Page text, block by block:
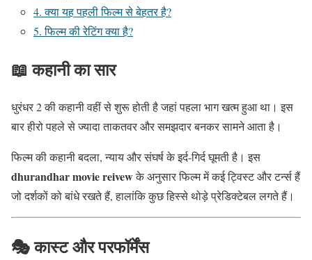
4. क्या यह पहली फिल्म से बेहतर है?
5. फिल्म की रेटिंग क्या है?
📖 कहानी का सार
धुरंधर 2 की कहानी वहीं से शुरू होती है जहां पहला भाग खत्म हुआ था। इस
बार हीरो पहले से ज्यादा ताकतवर और समझदार बनकर सामने आता है।
फिल्म की कहानी बदला, न्याय और संघर्ष के इर्द-गिर्द घूमती है। इस
dhurandhar movie reivewके अनुसार फिल्म में कई ट्विस्ट और टर्न्स हैं
जो दर्शकों को बांधे रखते हैं, हालांकि कुछ हिस्से थोड़े प्रेडिक्टेबल लगते हैं।
🎭 कास्ट और परफॉर्मेंस